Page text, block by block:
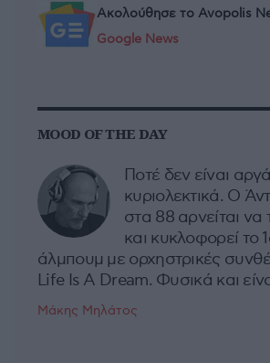
Ακολούθησε το Avopolis
Google News
MOOD OF THE DAY
Ποτέ δεν είναι
κυριολεκτικά. Ο
στα 88 αρνείται να
και κυκλοφορεί το
άλμπουμ με ορχηστρικές
Life Is A Dream. Φυσικά και
Μάκης Μηλάτος